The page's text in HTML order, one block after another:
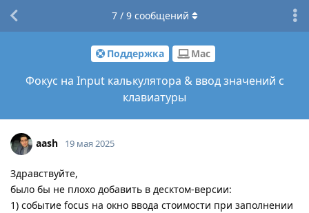
Поддержка Mac
Фокус на Input калькулятора & ввод значений с
клавиатуры
7/ 9сообщений
aash 19 мая 2025
Здравствуйте,
было бы не плохо добавить в десктом-версии:
1) событие focus на окно ввода стоимости при заполнении